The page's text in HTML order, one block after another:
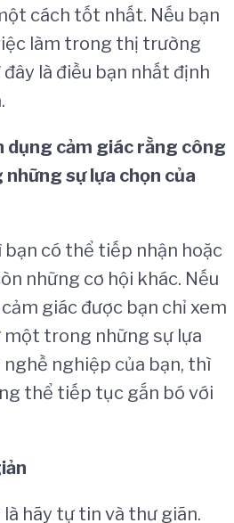
cách tốt nhất. Nếu bạn
làm trong thị trường
là điều bạn nhất định
dụng cảm giác rằng công
sự lựa chọn của
có thể tiếp nhận hoặc
những cơ hội khác. Nếu
giác được bạn chỉ xem
một trong những sự lựa
nghiệp của bạn, thì
thể tiếp tục gắn bó với
là hãy tự tin và thư giãn.